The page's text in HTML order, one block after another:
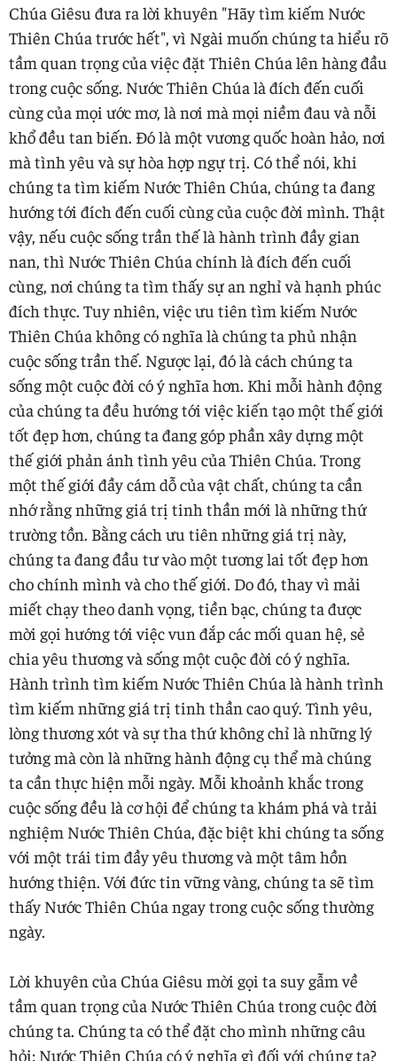
Chúa Giêsu đưa ra lời khuyên "Hãy tìm kiếm Nước
Thiên Chúa trước hết", vì Ngài muốn chúng ta hiểu rõ
tầm quan trọng của việc đặt Thiên Chúa lên hàng đầu
trong cuộc sống. Nước Thiên Chúa là đích đến cuối
cùng của mọi ước mơ, là nơi mà mọi niềm đau và nỗi
khổ đều tan biến. Đó là một vương quốc hoàn hảo, nơi
mà tình yêu và sự hòa hợp ngự trị. Có thể nói, khi
chúng ta tìm kiếm Nước Thiên Chúa, chúng ta đang
hướng tới đích đến cuối cùng của cuộc đời mình. Thật
vậy, nếu cuộc sống trần thế là hành trình đầy gian
nan, thì Nước Thiên Chúa chính là đích đến cuối
cùng, nơi chúng ta tìm thấy sự an nghỉ và hạnh phúc
đích thực. Tuy nhiên, việc ưu tiên tìm kiếm Nước
Thiên Chúa không có nghĩa là chúng ta phủ nhận
cuộc sống trần thế. Ngược lại, đó là cách chúng ta
sống một cuộc đời có ý nghĩa hơn. Khi mỗi hành động
của chúng ta đều hướng tới việc kiến tạo một thế giới
tốt đẹp hơn, chúng ta đang góp phần xây dựng một
thế giới phản ánh tình yêu của Thiên Chúa. Trong
một thế giới đầy cám dỗ của vật chất, chúng ta cần
nhớ rằng những giá trị tinh thần mới là những thứ
trường tồn. Bằng cách ưu tiên những giá trị này,
chúng ta đang đầu tư vào một tương lai tốt đẹp hơn
cho chính mình và cho thế giới. Do đó, thay vì mải
miết chạy theo danh vọng, tiền bạc, chúng ta được
mời gọi hướng tới việc vun đắp các mối quan hệ, sẻ
chia yêu thương và sống một cuộc đời có ý nghĩa.
Hành trình tìm kiếm Nước Thiên Chúa là hành trình
tìm kiếm những giá trị tinh thần cao quý. Tình yêu,
lòng thương xót và sự tha thứ không chỉ là những lý
tưởng mà còn là những hành động cụ thể mà chúng
ta cần thực hiện mỗi ngày. Mỗi khoảnh khắc trong
cuộc sống đều là cơ hội để chúng ta khám phá và trải
nghiệm Nước Thiên Chúa, đặc biệt khi chúng ta sống
với một trái tim đầy yêu thương và một tâm hồn
hướng thiện. Với đức tin vững vàng, chúng ta sẽ tìm
thấy Nước Thiên Chúa ngay trong cuộc sống thường
ngày.
Lời khuyên của Chúa Giêsu mời gọi ta suy gẫm về
tầm quan trọng của Nước Thiên Chúa trong cuộc đời
chúng ta. Chúng ta có thể đặt cho mình những câu
hỏi: Nước Thiên Chúa có ý nghĩa gì đối với chúng ta?